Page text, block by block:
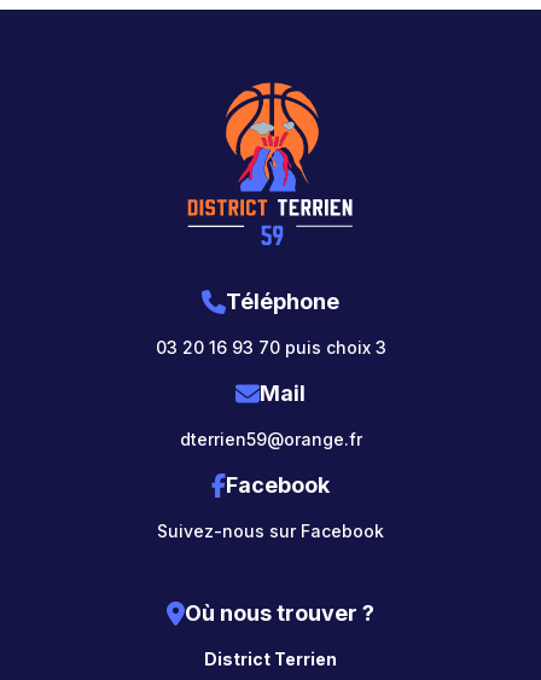
Téléphone
03 20 16 93 70 puis choix 3
Mail
dterrien59@orange.fr
Facebook
Suivez-nous sur Facebook
Où nous trouver ?
District Terrien